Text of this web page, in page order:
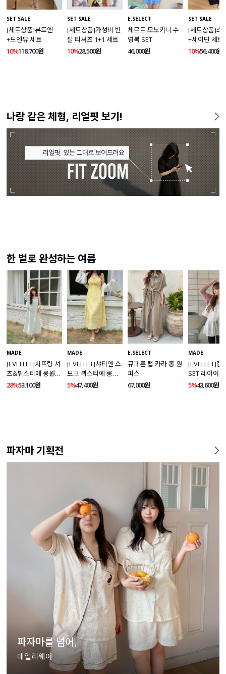
SET SALE
[세트상품]뷰드엔
+드엔뮤 세트
10%118,700원
SET SALE
[세트상품]가성비 반
팔 티셔츠 1+1 세트
10%28,500원
E.SELECT
체르트 모노키니 수
영복 SET
46,000원
SET SALE
[세트상품]스
+세이딘 세트
10%56,400원
나랑 같은 체형, 리얼핏 보기!
한 벌로 완성하는 여름
MADE
[EVELLET]치프링 셔
츠&뷔스티에 롱원피
스 세트
28%53,100원
MADE
[EVELLET]샤티엔 스
모크 뷔스티에 롱원
피스
5%47,400원
E.SELECT
큐페룬 랩 카라 롱 원
피스
67,000원
MADE
[EVELLET]렌
SET 레이어
스
5%43,600원
파자마 기획전
파자마를 넘어,
데일리웨어